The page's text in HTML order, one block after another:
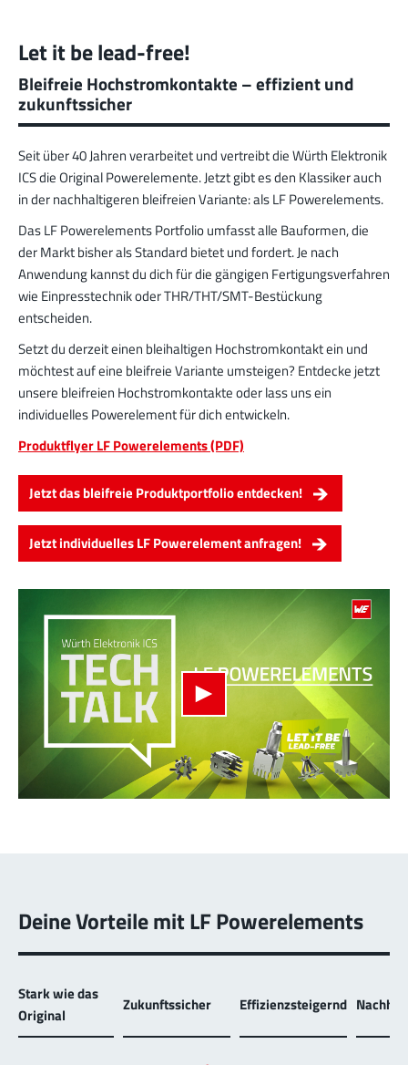
Let it be lead-free!
Bleifreie Hochstromkontakte – effizient und
zukunftssicher
Seit über40Jahren verarbeitet und vertreibt die Würth Elektronik
ICS die Original Powerelemente. Jetzt gibt es den Klassiker auch
in der nachhaltigeren bleifreien Variante: als LF Powerelements.
Das LF Powerelements Portfolio umfasst alle Bauformen, die
der Markt bisher als Standard bietet und fordert. Je nach
Anwendung kannst du dich für die gängigen Fertigungsverfahren
wie Einpresstechnik oder THR/THT/SMT-Bestückung
entscheiden.
Setzt du derzeit einen bleihaltigen Hochstromkontakt ein und
möchtest auf eine bleifreie Variante umsteigen? Entdecke jetzt
unsere bleifreien Hochstromkontakte oder lass uns ein
individuelles Powerelement für dich entwickeln.
Produktflyer LF Powerelements (PDF)
Jetzt das bleifreie Produktportfolio entdecken!
Jetzt individuelles LF Powerelement anfragen!
Deine Vorteile mit LF Powerelements
Stark wie das
Original
Zukunftssicher Effizienzsteigernd
Mehr zur Produktgruppe
FPFT Schrauben
Bis 60 A
Ideal für die Kombination von Schraub- und
Faston Flachsteckverbindern und geringe
Mehr zur Produktgruppe
LF PowerPlus
MPFT, THT Schrauben
Bis 360 A
Ideal für erhöhte Drehmomentanforderungen (ab
4 Nm), geringe Gewichtsanforderungen und
automatisierte Verarbeitungen.
LF PowerBasket
MPFT, FPTF, THT, SMT Stecken
Bis 160 A
Ideal für mehrere Steckzyklen mit geringen
geringe Gewichtsanforderungen.
Mehr zur Produktgruppe
PowerCover
Berührschutzelemente
Zubehör
Ideal für den Schutz von Powerelementen (Dreh-
und Berührungsschutz)
Mehr zur Produktgruppe